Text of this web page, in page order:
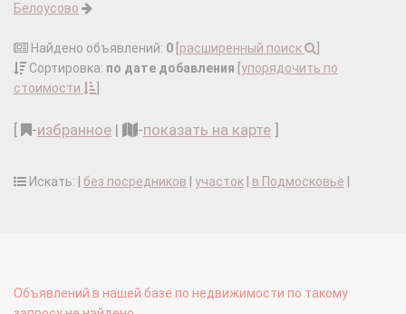
Белоусово
Найдено объявлений: 0 расширенный поиск
Сортировка: по дате добавления упорядочить по
стоимости
-избранное | -показать на карте
Искать: | без посредников участок в Подмосковье
Объявлений в нашей базе по недвижимости по такому